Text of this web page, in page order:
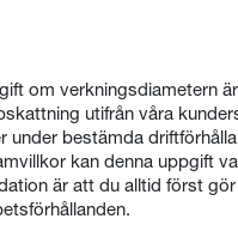
om verkningsdiametern
utifrån våra
under bestämda
kan denna uppgift
är att du alltid först